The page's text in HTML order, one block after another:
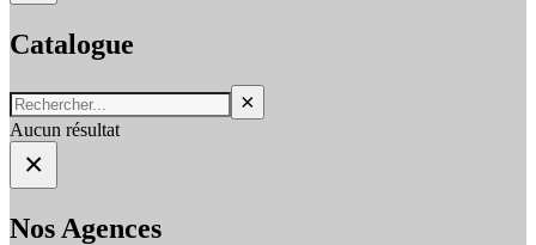
Catalogue
×
Aucun résultat
×
Nos Agences